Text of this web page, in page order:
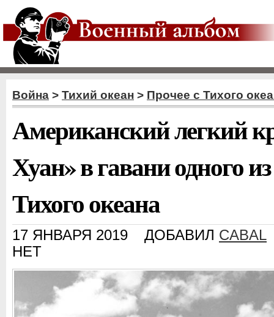
Война > Тихий океан > Прочее с Тихого
Американский легкий
Хуан» в гавани одного
Тихого океана
17 ЯНВАРЯ 2019 ДОБАВИЛ CABAL
НЕТ